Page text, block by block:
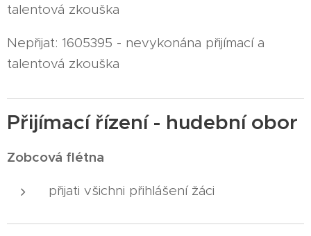
talentová zkouška
Nepřijat: 1605395 - nevykonána přijímací a
talentová zkouška
Přijímací řízení - hudební obor
Zobcová flétna
přijati všichni přihlášení žáci